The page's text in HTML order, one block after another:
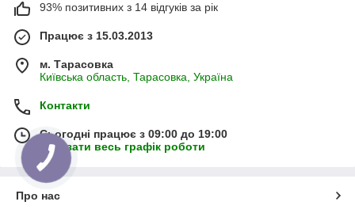
93% позитивних з 14 відгуків за рік
Працює з 15.03.2013
м. Тарасовка
Київська область, Тарасовка, Україна
Контакти
Сьогодні працює з 09:00 до 19:00
Показати весь графік роботи
Про нас